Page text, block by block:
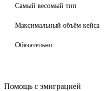
Самый весомый тип
Максимальный объём кейса
Обязательно
Помощь с эмиграцией